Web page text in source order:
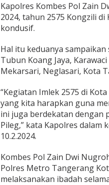
Kapolres Kombes Pol Zain
2024, tahun 2575 Kongzili
kondusif.
Hal itu keduanya sampaikan
Tubun Koang Jaya,
Mekarsari, Neglasari, Kota
“Kegiatan Imlek 2575 di
yang kita harapkan guna
ini juga berdekatan dengan
Pileg,” kata Kapolres dalam
10.2.2024.
Kombes Pol Zain Dwi
Polres Metro Tangerang
melaksanakan ibadah